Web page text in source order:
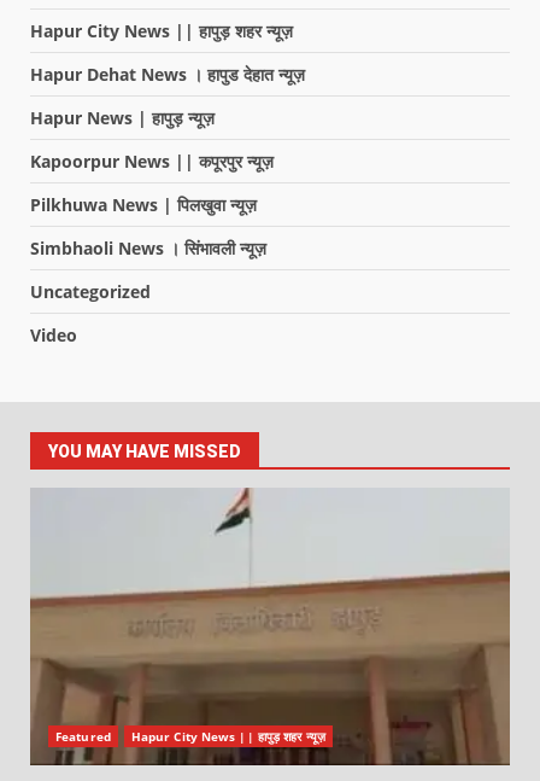
Hapur City News || हापुड़ शहर न्यूज़
Hapur Dehat News । हापुड देहात न्यूज़
Hapur News | हापुड़ न्यूज़
Kapoorpur News || कपूरपुर न्यूज़
Pilkhuwa News | पिलखुवा न्यूज़
Simbhaoli News । सिंभावली न्यूज़
Uncategorized
Video
YOU MAY HAVE MISSED
Featured Hapur City News || हापुड़ शहर न्यूज़